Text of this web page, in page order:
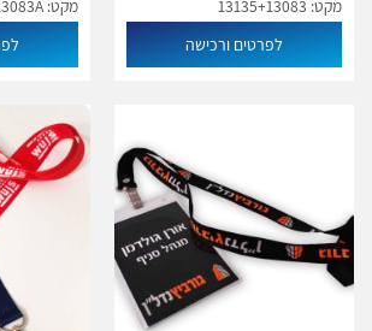
מקט: 13135+13083
לפרטים ורכישה
מקט: 14051+13083A